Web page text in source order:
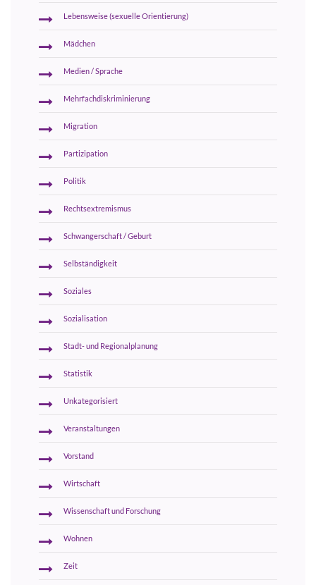
Lebensweise (sexuelle Orientierung)
Mädchen
Medien / Sprache
Mehrfachdiskriminierung
Migration
Partizipation
Politik
Rechtsextremismus
Schwangerschaft / Geburt
Selbständigkeit
Soziales
Sozialisation
Stadt- und Regionalplanung
Statistik
Unkategorisiert
Veranstaltungen
Vorstand
Wirtschaft
Wissenschaft und Forschung
Wohnen
Zeit